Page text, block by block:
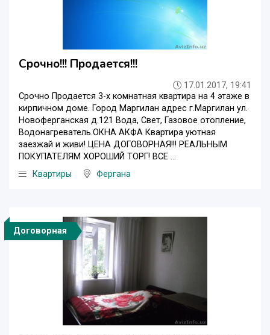
Срочно!!! Продается!!!
17.01.2017, 19:41
Срочно Продается 3-х комнатная квартира на 4 этаже в
кирпичном доме. Город Маргилан адрес г.Маргилан ул.
Новоферганская д.121 Вода, Свет, Газовое отопление,
Водонагреватель.ОКНА АКФА Квартира уютная
заезжай и живи! ЦЕНА ДОГОВОРНАЯ!!! РЕАЛЬНЫМ
ПОКУПАТЕЛЯМ ХОРОШИЙ ТОРГ! ВСЕ ...
Квартиры
Фергана
Договорная